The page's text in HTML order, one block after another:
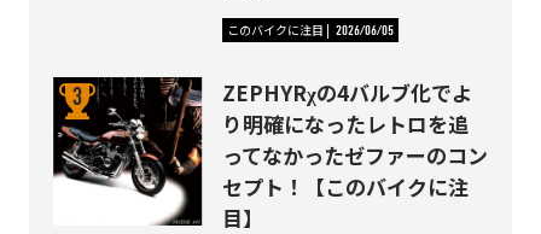
このバイクに注目 2026/06/05
ZEPHYRχの4バルブ化でよ
り明確になったレトロを追
ってなかったゼファーのコン
セプト！【このバイクに注
目】